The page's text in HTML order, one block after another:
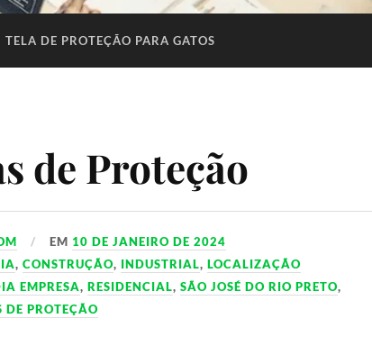
TELA DE PROTEÇÃO PARA GATOS
de Proteção
EM 10 DE JANEIRO DE 2024
,CONSTRUÇÃO, INDUSTRIAL,LOCALIZAÇÃO
EMPRESA,RESIDENCIAL,SÃO JOSÉ DO RIO PRETO,
DE PROTEÇÃO